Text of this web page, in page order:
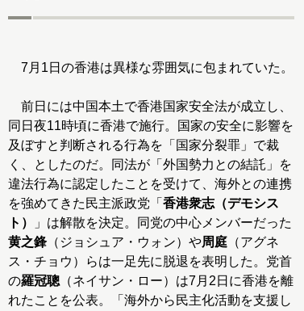
7月1日の香港は異様な雰囲気に包まれていた。
前日には中国本土で香港国家安全法が成立し、
同日夜11時頃に香港で施行。国家の安全に影響を
及ぼすと判断される行為を「国家分裂罪」で裁
く、としたのだ。同法が「外国勢力との結託」を
違法行為に認定したことを受けて、海外との連携
を強めてきた民主派政党「 香港衆志（デモシス
ト）
」は解散を決定。同党の中心メンバーだった
黄之鋒 （ジョシュア・ウォン）や周庭 （アグネ
ス・チョウ）らは一足先に脱退を表明した。党首
の羅冠聰 （ネイサン・ロー）は7月2日に香港を離
れたことを公表。「海外から民主化活動を支援し